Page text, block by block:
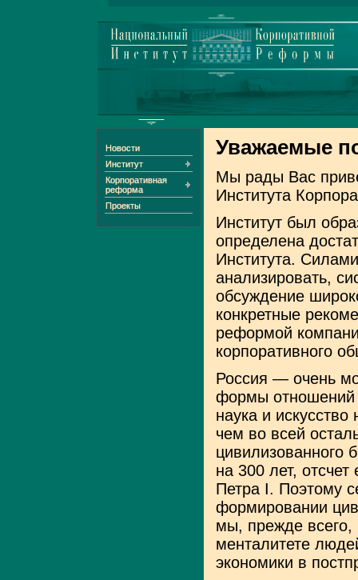
Новости
Институт
Корпоративная
реформа
Проекты
Уважаемые
Мы рады Вас
Института
Институт был
определена
Института.
анализировать,
обсуждение
конкретные
реформой
корпоративного
Россия — очень
формы отношений
наука и
чем во всей
цивилизованного
на 300 лет, отсчет
Петра I. Поэтому
формировании
мы, прежде
менталитете
экономики в